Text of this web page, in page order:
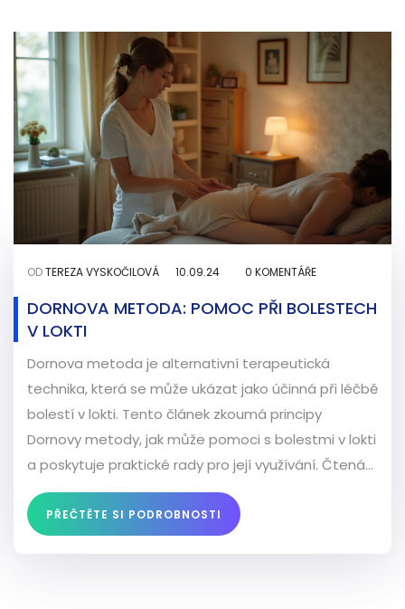
ODTEREZA VYSKOČILOVÁ 10.09.24 0 KOMENTÁŘE
DORNOVA METODA: POMOC PŘI BOLESTECH
V LOKTI
Dornova metoda je alternativní terapeutická
technika, která se může ukázat jako účinná při léčbě
bolestí v lokti. Tento článek zkoumá principy
Dornovy metody, jak může pomoci s bolestmi v lokti
a poskytuje praktické rady pro její využívání. Čtenáři
se dozví zajímavé informace o této metodě a
najdou v článku i praktické tipy, jak si mohou pomoci
sami.
PŘEČTĚTE SI PODROBNOSTI